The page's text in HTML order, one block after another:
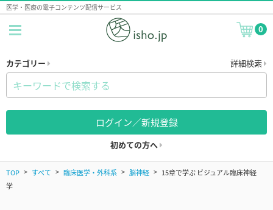
医学・医療の電子コンテンツ配信サービス
0
カテゴリー 詳細検索
ログイン／新規登録
初めての方へ
TOP すべて 臨床医学・外科系 脳神経
15章で学ぶ ビジュアル臨床神経
学